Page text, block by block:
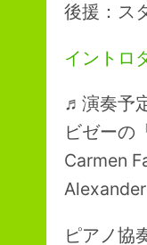
後援：ス
イントロ
♬演奏予
ビゼーの
Carmen
ピアノ協